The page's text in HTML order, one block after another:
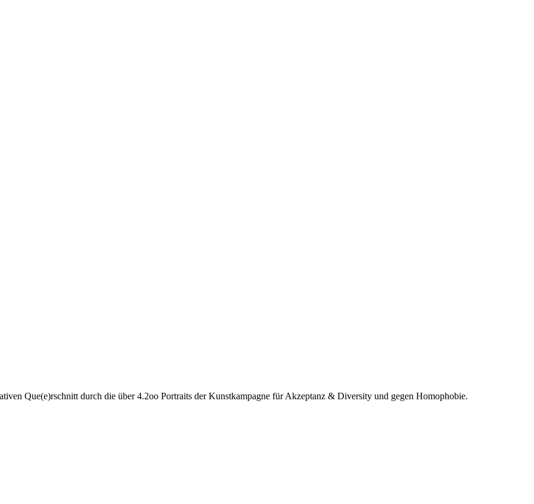
Que(e)rschnitt durch die über 4.2oo Portraits der Kunstkampagne für Akzeptanz & Diversity und gegen Homophobie.